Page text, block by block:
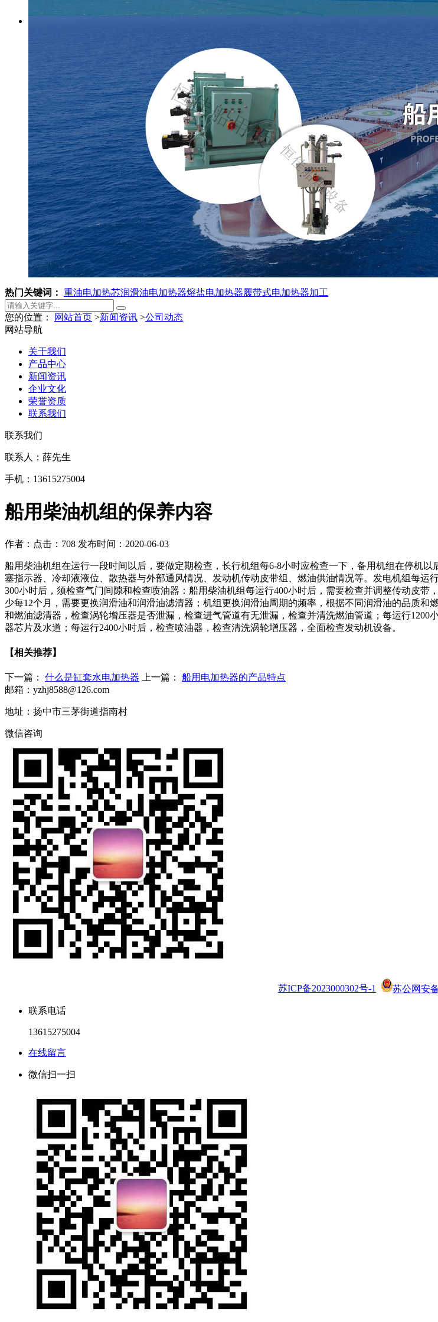
热门关键词： 重油电加热芯润滑油电加热器熔盐电加热器履带式电加热器加工
您的位置： 网站首页 >新闻资讯 >公司动态
船用柴油机组的保养内容
作者： 点击：708 发布时间：2020-06-03
船用柴油机组在运行一段时间以后，要做定期检查，长行机组每6-8小时应检查一下，备用机组在停机
塞指示器、冷却液液位、散热器与外部通风情况、发动机传动皮带组、燃油供油情况等。发电机组每
300小时后，须检查气门间隙和检查喷油器：船用柴油机组每运行400小时后，需要检查并调整传动皮
少每12个月，需要更换润滑油和润滑油滤清器；机组更换润滑油周期的频率，根据不同润滑油的品质
和燃油滤清器，检查涡轮增压器是否泄漏，检查进气管道有无泄漏，检查并清洗燃油管道；每运行
器芯片及水道；每运行2400小时后，检查喷油器，检查清洗涡轮增压器，全面检查发动机设备。
【相关推荐】
下一篇： 什么是缸套水电加热器 上一篇： 船用电加热器的产品特点
网站导航
关于我们
产品中心
新闻资讯
企业文化
荣誉资质
联系我们
联系我们
联系人：薛先生
手机：13615275004
邮箱：yzhj8588@126.com
地址：扬中市三茅街道指南村
微信咨询
苏ICP备2023000302号-1 苏公网安
联系电话
13615275004
在线留言
微信扫一扫